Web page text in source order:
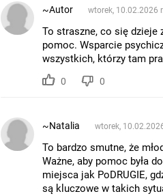
~Autor wtorek, 10.02.2026
To straszne, co się dzieje
pomoc. Wsparcie
wszystkich, którzy tam
0 0
~Natalia wtorek,
To bardzo smutne, że
Ważne, aby pomoc była
miejsca jak PoDRUGIE,
są kluczowe w takich